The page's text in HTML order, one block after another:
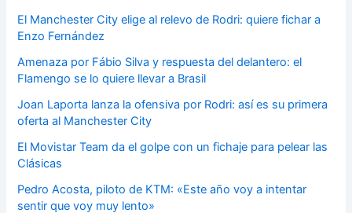
El Manchester City elige al relevo de Rodri: quiere fichar a
Enzo Fernández
Amenaza por Fábio Silva y respuesta del delantero: el
Flamengo se lo quiere llevar a Brasil
Joan Laporta lanza la ofensiva por Rodri: así es su primera
oferta al Manchester City
El Movistar Team da el golpe con un fichaje para pelear las
Clásicas
Pedro Acosta, piloto de KTM: «Este año voy a intentar
sentir que voy muy lento»